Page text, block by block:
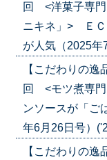
回 <洋菓子専
ニキネ」> ＥＣ
が人気（2025年
【こだわりの逸
回 <モツ煮専
ンソースが「ご
年6月26日号）
【こだわりの逸